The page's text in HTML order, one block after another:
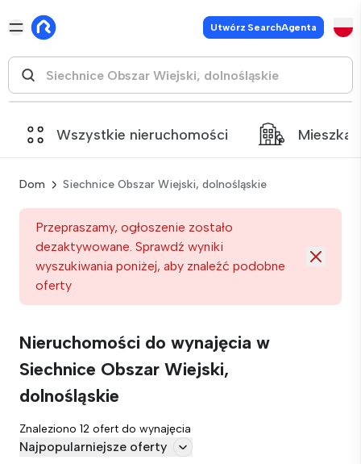
Utwórz SearchAgenta
Wszystkie nieruchomości
Dom Siechnice Obszar Wiejski, dolnośląskie
Przepraszamy, ogłoszenie zostało
dezaktywowane. Sprawdź wyniki
wyszukiwania poniżej, aby znaleźć podobne
oferty
Nieruchomości do wynajęcia w
Siechnice Obszar Wiejski,
dolnośląskie
Znaleziono 12 ofert do wynajęcia
Najpopularniejsze oferty